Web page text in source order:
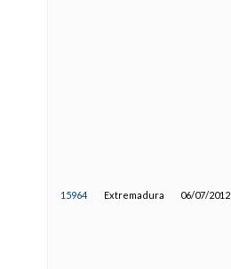
15964 Extremadura 06/07/2012